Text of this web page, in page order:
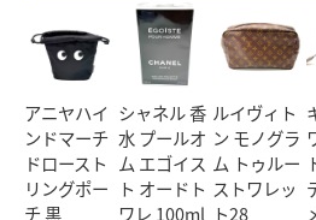
アニヤハイ
ンドマーチ
ドロースト
リングポー
チ 黒
シャネル 香
水 プールオ
ム エゴイス
ト オードト
ワレ 100ml
ルイヴィト
ン モノグラ
ム トゥルー
ストワレッ
ト28